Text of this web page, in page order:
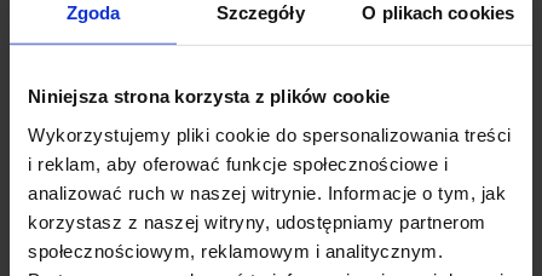
Zgoda Szczegóły O plikach cookies
Niniejsza strona korzysta z plików cookie
Wykorzystujemy pliki cookie do spersonalizowania treści
i reklam, aby oferować funkcje społecznościowe i
analizować ruch w naszej witrynie. Informacje o tym, jak
korzystasz z naszej witryny, udostępniamy partnerom
społecznościowym, reklamowym i analitycznym.
3. Wypełnienie krat:
Wypełnienie kruszywem
— tłuczeń, żwir,
grys, kamień dekoracyjny — zasypujemy
około 1-2 cm powyżej górnej krawędzi.
Zastosowanie krat P3
Parkingi —
wypełnienie